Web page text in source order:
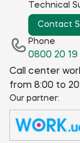
Technical
Contact
Our partner:
Phone
0800 20 19
Call center
from 8:00 to